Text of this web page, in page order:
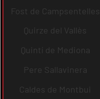
Fost de Campsentelles
Quirze del Vallès
Quintí de Mediona
Pere Sallavinera
Caldes de Montbui